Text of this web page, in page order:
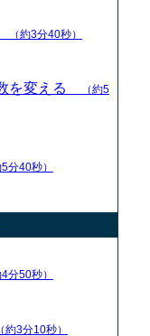
（約3分40秒）
を変える
（約5
5分40秒）
4分50秒）
（約3分10秒）